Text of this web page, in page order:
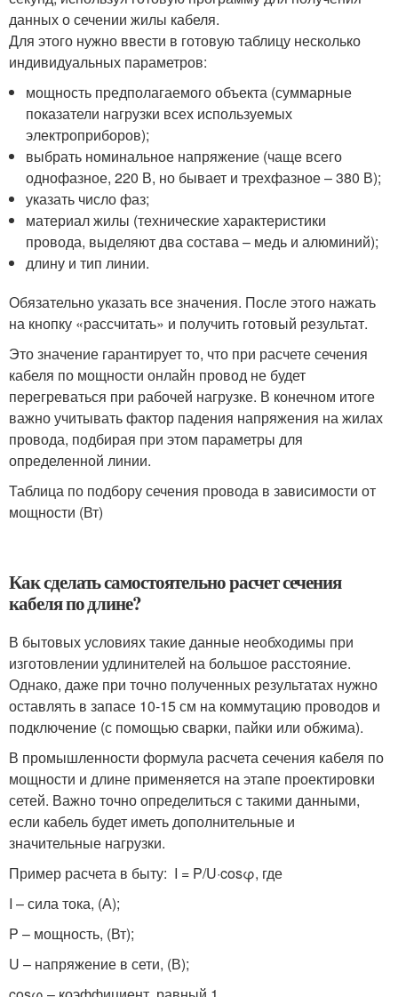
данных о сечении жилы кабеля.
Для этого нужно ввести в готовую таблицу несколько
индивидуальных параметров:
мощность предполагаемого объекта (суммарные
показатели нагрузки всех используемых
электроприборов);
выбрать номинальное напряжение (чаще всего
однофазное, 220 В, но бывает и трехфазное – 380 В);
указать число фаз;
материал жилы (технические характеристики
провода, выделяют два состава – медь и алюминий);
длину и тип линии.
Обязательно указать все значения. После этого нажать
на кнопку «рассчитать» и получить готовый результат.
Это значение гарантирует то, что при расчете сечения
кабеля по мощности онлайн провод не будет
перегреваться при рабочей нагрузке. В конечном итоге
важно учитывать фактор падения напряжения на жилах
провода, подбирая при этом параметры для
определенной линии.
Таблица по подбору сечения провода в зависимости от
мощности (Вт)
Как сделать самостоятельно расчет сечения
кабеля по длине?
В бытовых условиях такие данные необходимы при
изготовлении удлинителей на большое расстояние.
Однако, даже при точно полученных результатах нужно
оставлять в запасе 10-15 см на коммутацию проводов и
подключение (с помощью сварки, пайки или обжима).
В промышленности формула расчета сечения кабеля по
мощности и длине применяется на этапе проектировки
сетей. Важно точно определиться с такими данными,
если кабель будет иметь дополнительные и
значительные нагрузки.
Пример расчета в быту: I = P/U·cosφ, где
I – сила тока, (А);
P – мощность, (Вт);
U – напряжение в сети, (В);